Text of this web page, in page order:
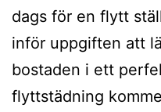
dags för en flytt
inför uppgiften att
bostaden i ett
flyttstädning